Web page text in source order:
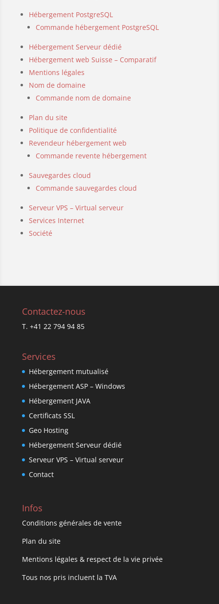
Hébergement PostgreSQL
Commande hébergement PostgreSQL
Hébergement Serveur dédié
Hébergement web Suisse – Comparatif
Mentions légales
Nom de domaine
Commande nom de domaine
Plan du site
Politique de confidentialité
Revendeur hébergement web
Commande revente hébergement
Sauvegardes cloud
Commande sauvegardes cloud
Serveur VPS – Virtual serveur
Services Internet
Société
Contactez-nous
T. +41 22 794 94 85
Services
Hébergement mutualisé
Hébergement ASP – Windows
Hébergement JAVA
Certificats SSL
Geo Hosting
Hébergement Serveur dédié
Serveur VPS – Virtual serveur
Contact
Infos
Conditions générales de vente
Plan du site
Mentions légales & respect de la vie privée
Tous nos pris incluent la TVA